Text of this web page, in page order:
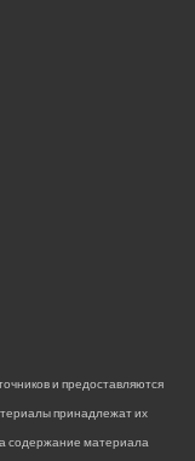
и предоставляются
принадлежат их
содержание материала